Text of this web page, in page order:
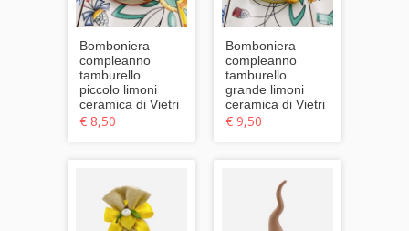
Bomboniera
compleanno
tamburello
piccolo limoni
ceramica di Vietri
€ 8,50
Bomboniera
compleanno
tamburello
grande limoni
ceramica di Vietri
€ 9,50